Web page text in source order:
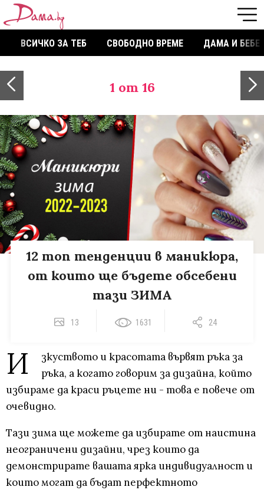
ВСИЧКО ЗА ТЕБ СВОБОДНО ВРЕМЕ ДАМА И БЕБЕ
1 от 16
12 топ тенденции в маникюра,
от които ще бъдете обсебени
тази ЗИМА
13 1631 24
И
зкуството и красотата вървят ръка за
ръка, а когато говорим за дизайна, който
избираме да краси ръцете ни - това е повече от
очевидно.
Тази зима ще можете да избирате от наистина
неограничени дизайни, чрез които да
демонстрирате вашата ярка индивидуалност и
които могат да бъдат перфектното